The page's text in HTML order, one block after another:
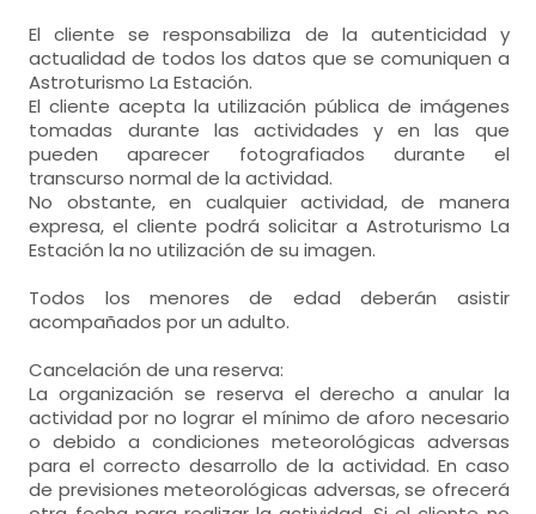
El cliente se responsabiliza de la autenticidad y
actualidad de todos los datos que se comuniquen a
Astroturismo La Estación.
El cliente acepta la utilización pública de imágenes
tomadas durante las actividades y en las que
pueden aparecer fotografiados durante el
transcurso normal de la actividad.
No obstante, en cualquier actividad, de manera
expresa, el cliente podrá solicitar a Astroturismo La
Estación la no utilización de su imagen.
Todos los menores de edad deberán asistir
acompañados por un adulto.
Cancelación de una reserva:
La organización se reserva el derecho a anular la
actividad por no lograr el mínimo de aforo necesario
o debido a condiciones meteorológicas adversas
para el correcto desarrollo de la actividad. En caso
de previsiones meteorológicas adversas, se ofrecerá